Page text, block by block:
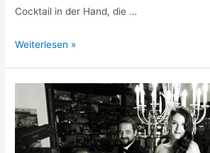
Cocktail in der Hand, die …
Weiterlesen »